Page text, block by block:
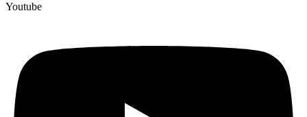
Youtube